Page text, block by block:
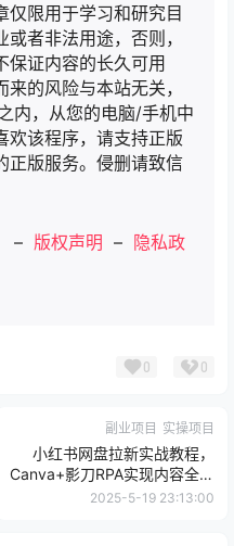
仅限用于学习和研究目
者非法用途，否则，
保证内容的长久可用
的风险与本站无关，
内，从您的电脑/手机中
欢该程序，请支持正版
正版服务。侵删请致信
– 版权声明 – 隐私政
0 0
副业项目 实操项目
小红书网盘拉新实战教程，
Canva+影刀RPA实现内容全自
动化，1个小时生成7天笔记
2025-5-19 23:13:00